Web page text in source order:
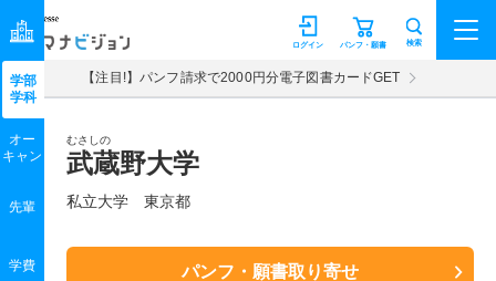
マナビジョン パンフ・願書
ログイン 検索
【注目!】パンフ請求で2000円分電子図書カードGET
むさしの
武蔵野大学
私立大学 東京都
パンフ・願書取り寄せ
学部
学科
オー
キャン
先輩
学費